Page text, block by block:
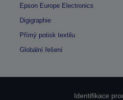
Epson Europe Electronics
Digigraphie
Přímý potisk textilu
Globální řešení
Identifikace